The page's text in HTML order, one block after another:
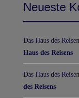
Neueste
Das Haus des
Haus des Reisens
Das Haus des
des Reisens